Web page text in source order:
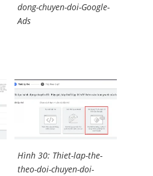
dong-chuyen-doi-Google-
Ads
Hình 30: Thiet-lap-the-
theo-doi-chuyen-doi-